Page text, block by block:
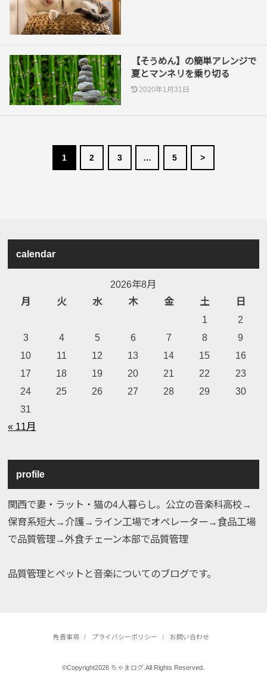
【そうめん】の簡単アレンジで
夏とマンネリを乗り切る
2020年1月31日
1 2 3 … 5 >
calendar
2026年8月
月
火 水 木 金 土
日
1
2
3
4 5 6 7 8
9
10
11 12 13 14 15
16
17
18 19 20 21 22
23
24
25 26 27 28 29
30
31
« 11月
profile
関西で妻・ラット・猫の4人暮らし。公立の音楽科高校→
保育系短大→介護→ライン工場でオペレーター→食品工場
で品質管理→外食チェーン本部で品質管理
品質管理とペットと音楽についてのブログです。
免責事項 プライバシーポリシー お問い合わせ
©Copyright2026 ちゃまログ .All Rights Reserved.